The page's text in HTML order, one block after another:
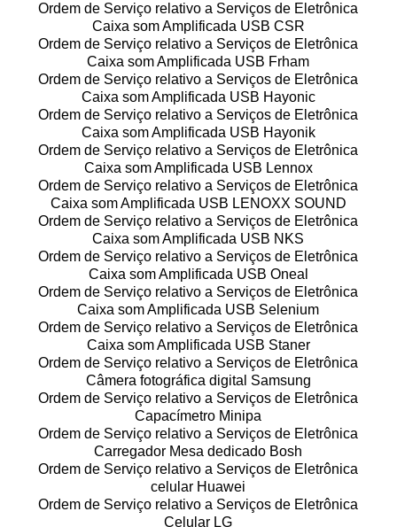
Ordem de Serviço relativo a Serviços de Eletrônica
Caixa som Amplificada USB CSR
Ordem de Serviço relativo a Serviços de Eletrônica
Caixa som Amplificada USB Frham
Ordem de Serviço relativo a Serviços de Eletrônica
Caixa som Amplificada USB Hayonic
Ordem de Serviço relativo a Serviços de Eletrônica
Caixa som Amplificada USB Hayonik
Ordem de Serviço relativo a Serviços de Eletrônica
Caixa som Amplificada USB Lennox
Ordem de Serviço relativo a Serviços de Eletrônica
Caixa som Amplificada USB LENOXX SOUND
Ordem de Serviço relativo a Serviços de Eletrônica
Caixa som Amplificada USB NKS
Ordem de Serviço relativo a Serviços de Eletrônica
Caixa som Amplificada USB Oneal
Ordem de Serviço relativo a Serviços de Eletrônica
Caixa som Amplificada USB Selenium
Ordem de Serviço relativo a Serviços de Eletrônica
Caixa som Amplificada USB Staner
Ordem de Serviço relativo a Serviços de Eletrônica
Câmera fotográfica digital Samsung
Ordem de Serviço relativo a Serviços de Eletrônica
Capacímetro Minipa
Ordem de Serviço relativo a Serviços de Eletrônica
Carregador Mesa dedicado Bosh
Ordem de Serviço relativo a Serviços de Eletrônica
celular Huawei
Ordem de Serviço relativo a Serviços de Eletrônica
Celular LG